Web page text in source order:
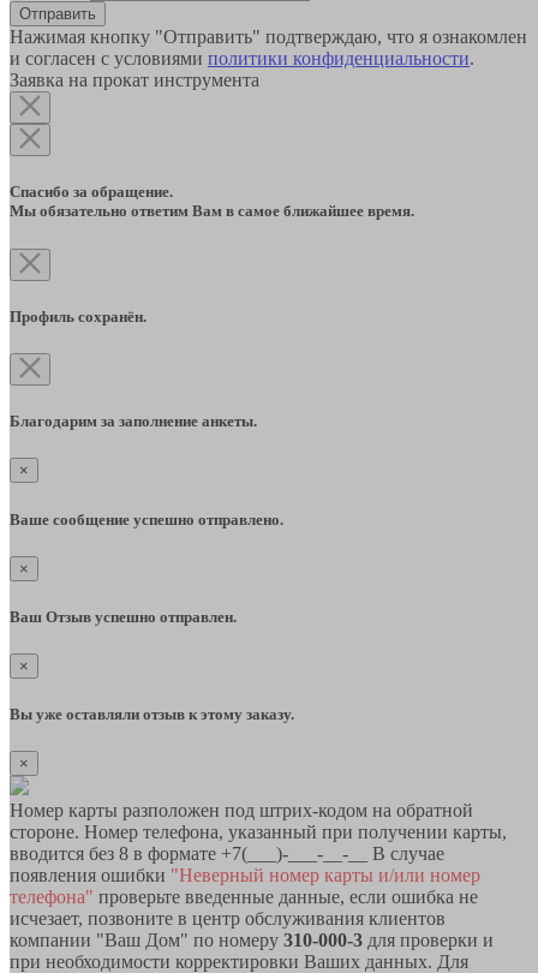
Отправить
Нажимая кнопку "Отправить" подтверждаю, что я ознакомлен
и согласен с условиями политики конфиденциальности.
Заявка на прокат инструмента
Спасибо за обращение.
Мы обязательно ответим Вам в самое ближайшее время.
Профиль сохранён.
Благодарим за заполнение анкеты.
×
Ваше сообщение успешно отправлено.
×
Ваш Отзыв успешно отправлен.
×
Вы уже оставляли отзыв к этому заказу.
×
Номер карты разположен под штрих-кодом на обратной
стороне. Номер телефона, указанный при получении карты,
вводится без 8 в формате +7(___)-___-__-__ В случае
появления ошибки "Неверный номер карты и/или номер
телефона" проверьте введенные данные, если ошибка не
исчезает, позвоните в центр обслуживания клиентов
компании "Ваш Дом" по номеру 310-000-3 для проверки и
при необходимости корректировки Ваших данных. Для